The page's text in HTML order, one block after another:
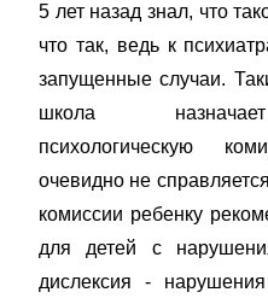
5 лет назад знал, что
что так, ведь к
запущенные случаи.
школа
психологическую
очевидно не
комиссии ребенку
для детей с
дислексия -